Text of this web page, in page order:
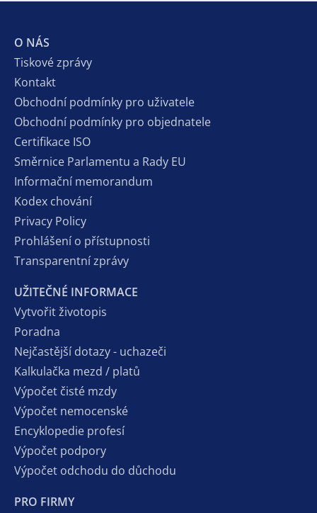
O NÁS
Tiskové zprávy
Kontakt
Obchodní podmínky pro uživatele
Obchodní podmínky pro objednatele
Certifikace ISO
Směrnice Parlamentu a Rady EU
Informační memorandum
Kodex chování
Privacy Policy
Prohlášení o přístupnosti
Transparentní zprávy
UŽITEČNÉ INFORMACE
Vytvořit životopis
Poradna
Nejčastější dotazy - uchazeči
Kalkulačka mezd / platů
Výpočet čisté mzdy
Výpočet nemocenské
Encyklopedie profesí
Výpočet podpory
Výpočet odchodu do důchodu
PRO FIRMY